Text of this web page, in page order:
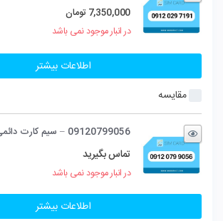
7,350,000 تومان
در انبار موجود نمی باشد
اطلاعات بیشتر
مقایسه
09120799056 – سیم کارت دائمی همراه اول (صفر)
تماس بگیرید
در انبار موجود نمی باشد
اطلاعات بیشتر